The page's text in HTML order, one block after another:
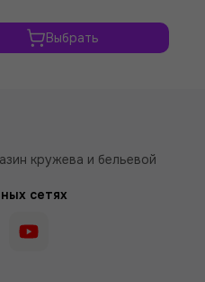
Выбрать
кружева и бельевой
сетях